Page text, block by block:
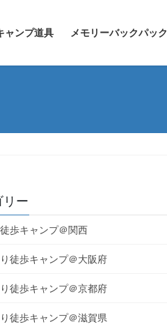
ャンプ道具 メモリーバックパック
リー
歩キャンプ＠関西
徒歩キャンプ＠大阪府
徒歩キャンプ＠京都府
徒歩キャンプ＠滋賀県